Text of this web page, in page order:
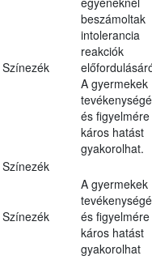
Színezék
beszámoltak
intolerancia
reakciók
A gyermekek
és figyelmére
káros hatást
gyakorolhat.
Színezék
Színezék
A gyermekek
és figyelmére
káros hatást
gyakorolhat